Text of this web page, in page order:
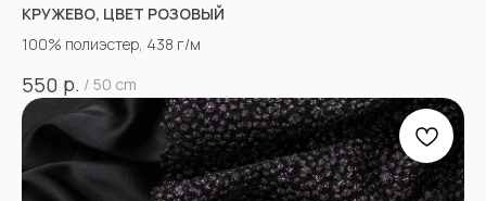
КРУЖЕВО, ЦВЕТ РОЗОВЫЙ
100% полиэстер, 438 г/м
550 р. / 50 cm